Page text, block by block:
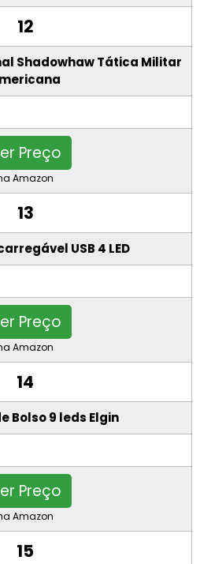
12
Shadowhaw Tática Militar
Preço
Amazon
13
USB 4 LED
Preço
Amazon
14
Bolso 9 leds Elgin
Preço
Amazon
15